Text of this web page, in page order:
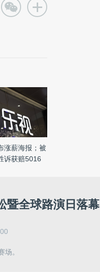
涨薪海报；被
诉获赔5016
暨全球路演日落幕
。